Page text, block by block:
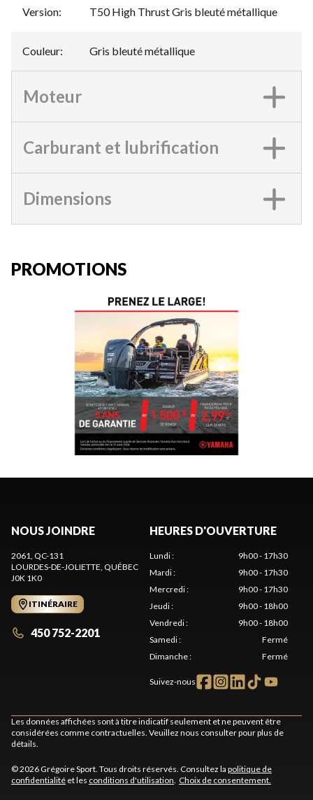
Version: T50 High Thrust Gris bleuté métallique
Couleur: Gris bleuté métallique
Moteur
Carburant et lubrification
Dimensions
PROMOTIONS
NOUS JOINDRE
2061, QC-131
LOURDES-DE-JOLIETTE, QUÉBEC
J0K 1K0
ITINÉRAIRE
450 752-2201
HEURES D'OUVERTURE
Lundi:
9h00 - 17h30
Mardi:
9h00 - 17h30
Mercredi:
9h00 - 17h30
Jeudi:
9h00 - 18h00
Vendredi:
9h00 - 18h00
Samedi:
Fermé
Dimanche: Fermé
Suivez-nous
Les données affichées sont à titre indicatif seulement et ne peuvent être
considérées comme contractuelles. Veuillez nous consulter pour plus de
détails.
© 2026 Grégoire Sport. Tous droits réservés. Consultez la politique de
confidentialité et les conditions d'utilisation. Choix de consentement.